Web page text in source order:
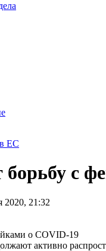
ЕС
борьбу с
2020, 21:32
активно